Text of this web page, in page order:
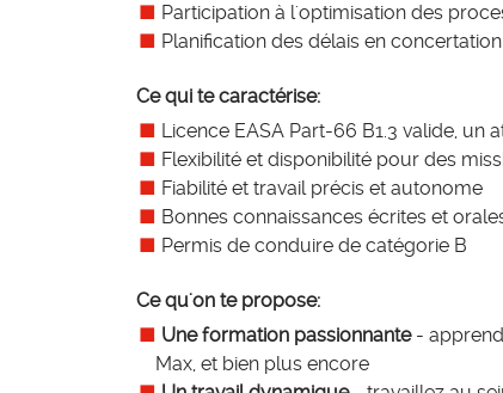
Participation à l'optimisation des
Planification des délais en
Ce qui te caractérise:
Licence EASA Part-66 B1.3 valide, un
Flexibilité et disponibilité pour des
Fiabilité et travail précis et autonome
Bonnes connaissances écrites et
Permis de conduire de catégorie B
Ce qu'on te propose:
Une formation passionnante -
Max, et bien plus encore